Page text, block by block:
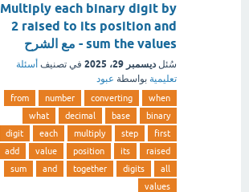
Multiply each binary digit by
2 raised to its position and
sum the values - مع الشرح
سُئل ديسمبر 29، 2025 في تصنيف أسئلة
تعليمية بواسطة عبود
when
converting
number
from
binary
base
decimal
what
first
step
multiply
each
digit
raised
its
position
value
add
all
digits
together
and
sum
values